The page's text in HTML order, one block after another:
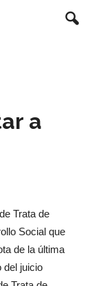
a
Trata de
Social que
de la última
del juicio